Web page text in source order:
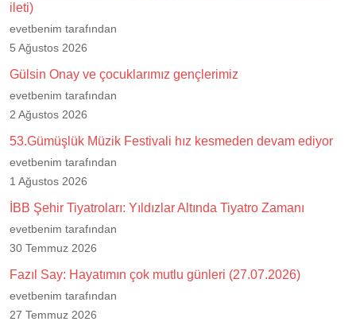
ileti)
evetbenim tarafından
5 Ağustos 2026
Gülsin Onay ve çocuklarımız gençlerimiz
evetbenim tarafından
2 Ağustos 2026
53.Gümüşlük Müzik Festivali hız kesmeden devam ediyor
evetbenim tarafından
1 Ağustos 2026
İBB Şehir Tiyatroları: Yıldızlar Altında Tiyatro Zamanı
evetbenim tarafından
30 Temmuz 2026
Fazıl Say: Hayatımın çok mutlu günleri (27.07.2026)
evetbenim tarafından
27 Temmuz 2026